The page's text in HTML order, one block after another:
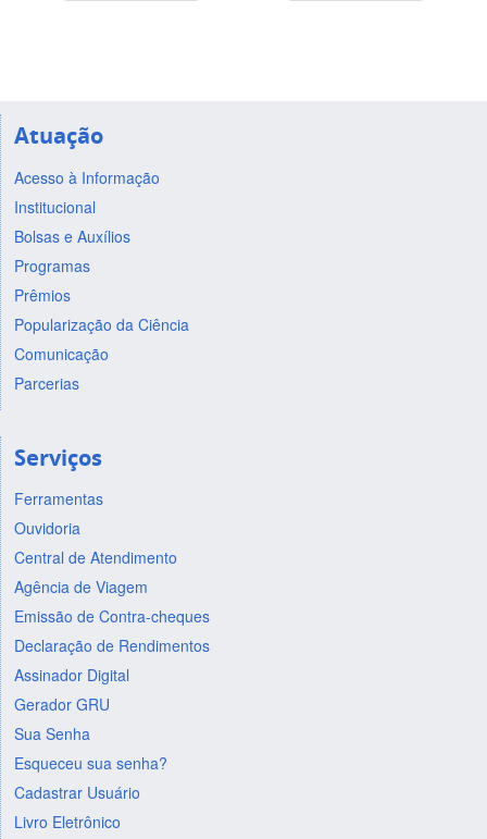
Atuação
Acesso à Informação
Institucional
Bolsas e Auxílios
Programas
Prêmios
Popularização da Ciência
Comunicação
Parcerias
Serviços
Ferramentas
Ouvidoria
Central de Atendimento
Agência de Viagem
Emissão de Contra-cheques
Declaração de Rendimentos
Assinador Digital
Gerador GRU
Sua Senha
Esqueceu sua senha?
Cadastrar Usuário
Livro Eletrônico